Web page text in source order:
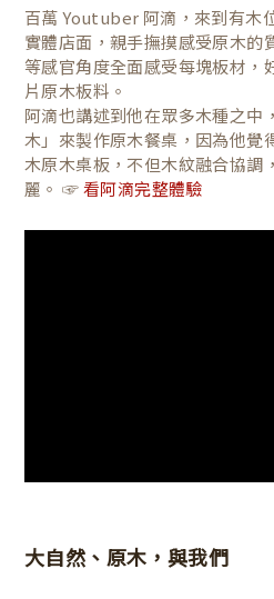
百萬 Youtuber 阿滴，來到有木
實體店面，親手撫摸感受原木的
等感官角度全面感受每塊板材，
片原木板料。
阿滴也講述到他在眾多木種之中
木」來製作原木餐桌，因為他覺
木原木桌板，不但木紋融合協調
麗。 ☞ 看阿滴完整體驗
大自然、原木，與我們